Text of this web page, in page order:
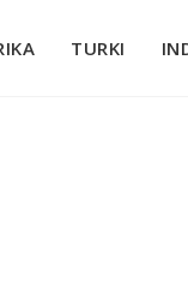
TURKI